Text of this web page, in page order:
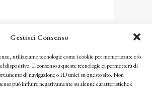
Gestisci Consenso
utilizziamo tecnologie come i cookie per memorizzare e/o
dispositivo. Il consenso a queste tecnologie ci permetterà di
di navigazione o ID unici su questo sito. Non
può influire negativamente su alcune caratteristiche e
ISCRIVITI
riconosci che le tue informazioni saranno trattate
Policy
right reserved